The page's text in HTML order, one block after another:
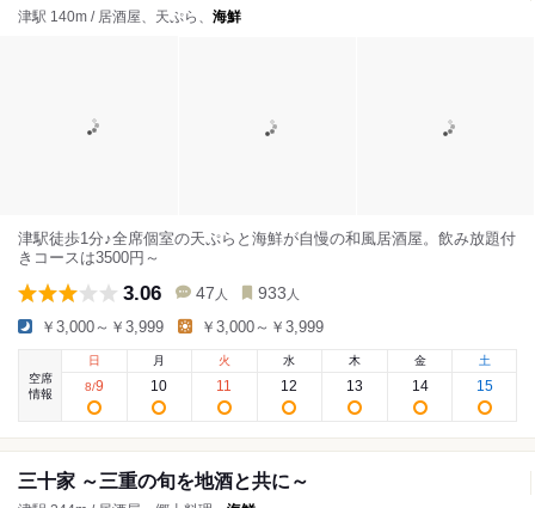
津駅 140m / 居酒屋、天ぷら、 海鮮
津駅徒歩1分♪全席個室の天ぷらと海鮮が自慢の和風居酒屋。飲み放題付
きコースは3500円～
3.06 47 人 933 人
￥3,000～￥3,999 ￥3,000～￥3,999
空席
情報
日
8/9
月
10
火
11
水
12
木
13
金
14
土
15
三十家 ～三重の旬を地酒と共に～